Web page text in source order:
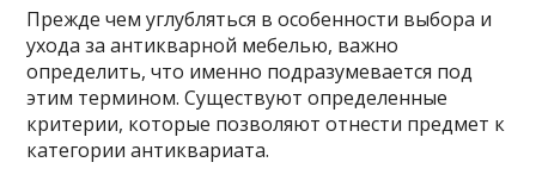
Прежде чем углубляться в особенности выбора и
ухода за антикварной мебелью, важно
определить, что именно подразумевается под
этим термином. Существуют определенные
критерии, которые позволяют отнести предмет к
категории антиквариата.